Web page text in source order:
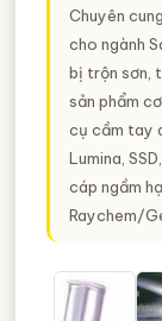
Chuyên
cho ngành
bị trộn sơn,
sản phẩm
cụ cầm tay
Lumina,
cáp ngầm
Raychem/